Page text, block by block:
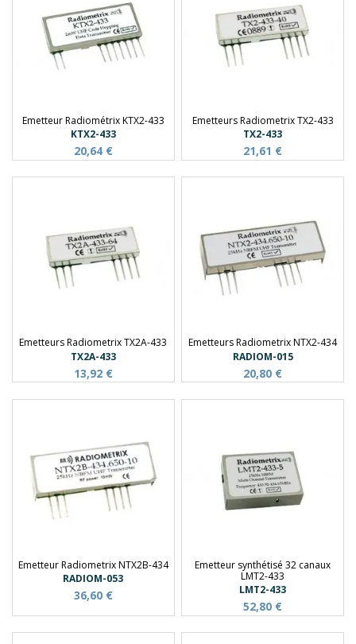
Emetteur Radiométrix KTX2-433
KTX2-433
20,64 €
Emetteurs Radiometrix TX2-433
TX2-433
21,61 €
Emetteurs Radiometrix TX2A-433
TX2A-433
13,92 €
Emetteurs Radiometrix NTX2-434
RADIOM-015
20,80 €
Emetteur Radiometrix NTX2B-434
RADIOM-053
36,60 €
Emetteur synthétisé 32 canaux
LMT2-433
LMT2-433
52,80 €